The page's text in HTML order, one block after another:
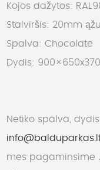
Kojos dažytos:
Stalviršis: 20mm
Spalva: Chocolate
Dydis: 900×650x370
Netiko spalva,
mes pagaminsime